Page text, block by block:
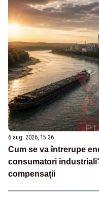
6 aug. 2026, 15:36
Cum se va întrerupe
consumatori
compensații